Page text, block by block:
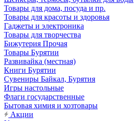
Товары для дома, посуда и пр.
Товары для красоты и здоровья
Гаджеты и электроника
Товары для творчества
Бижутерия Прочая
Товары Бурятии
Развивайка (местная)
Книги Бурятии
Сувениры Байкал, Бурятия
Игры настольные
Флаги государственные
Бытовая химия и хозтовары
Акции